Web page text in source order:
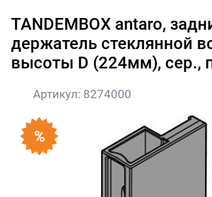
TANDEMBOX antaro,
держатель стеклянной
высоты D (224мм), сер.,
Артикул: 8274000